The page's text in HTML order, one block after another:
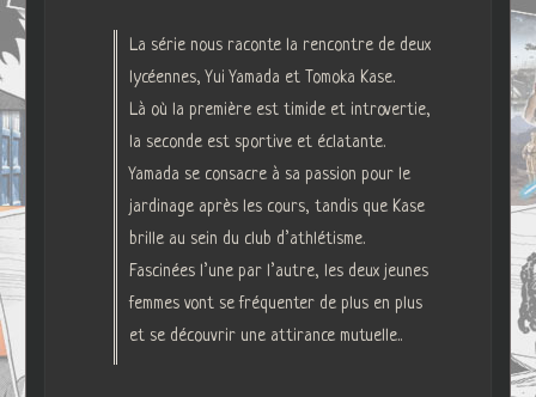
La série nous raconte la rencontre de deux
lycéennes, Yui Yamada et Tomoka Kase.
Là où la première est timide et introvertie,
la seconde est sportive et éclatante.
Yamada se consacre à sa passion pour le
jardinage après les cours, tandis que Kase
brille au sein du club d’athlétisme.
Fascinées l’une par l’autre, les deux jeunes
femmes vont se fréquenter de plus en plus
et se découvrir une attirance mutuelle..